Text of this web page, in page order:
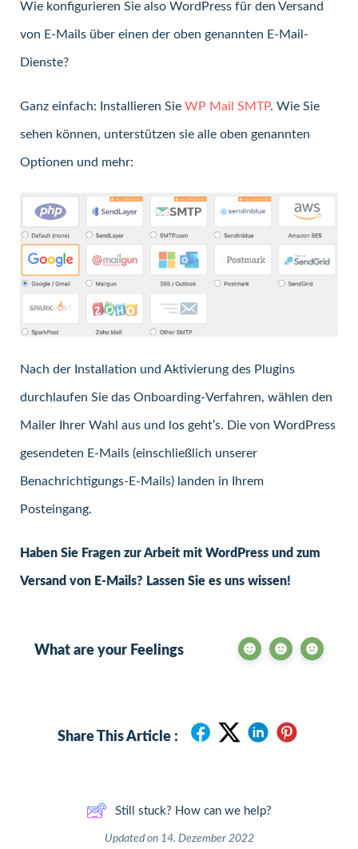
Wie konfigurieren Sie also WordPress für den Versand
von E-Mails über einen der oben genannten E-Mail-
Dienste?
Ganz einfach: Installieren Sie WP Mail SMTP. Wie Sie
sehen können, unterstützen sie alle oben genannten
Optionen und mehr:
Nach der Installation und Aktivierung des Plugins
durchlaufen Sie das Onboarding-Verfahren, wählen den
Mailer Ihrer Wahl aus und los geht’s. Die von WordPress
gesendeten E-Mails (einschließlich unserer
Benachrichtigungs-E-Mails) landen in Ihrem
Posteingang.
Haben Sie Fragen zur Arbeit mit WordPress und zum
Versand von E-Mails? Lassen Sie es uns wissen!
What are your Feelings
Share This Article :
Still stuck? How can we help?
Updated on 14. Dezember 2022